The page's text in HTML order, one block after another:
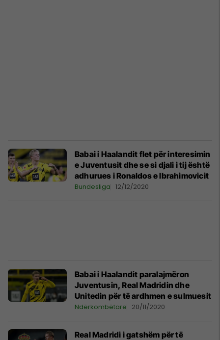
Babai i Haalandit flet për interesimin
e Juventusit dhe se si djali i tij është
adhurues i Ronaldos e Ibrahimovicit
Bundesliga 12/12/2020
Babai i Haalandit paralajmëron
Juventusin, Real Madridin dhe
Unitedin për të ardhmen e sulmuesit
Ndërkombëtare 20/11/2020
Real Madridi i gatshëm për të